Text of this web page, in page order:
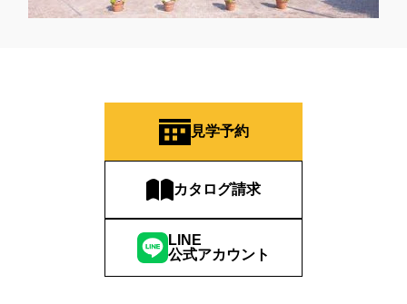
見学予約
カタログ請求
LINE
公式アカウント